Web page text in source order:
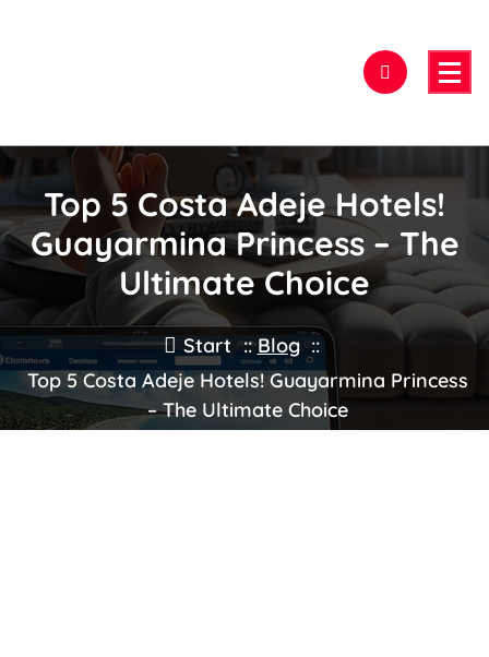
Top 5 Costa Adeje Hotels!
Guayarmina Princess – The
Ultimate Choice
Start ::Blog::
Top 5 Costa Adeje Hotels! Guayarmina Princess
– The Ultimate Choice